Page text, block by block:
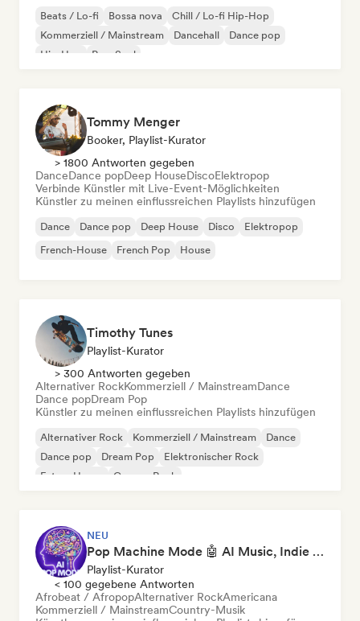
Beats / Lo-fi Bossa nova
Chill / Lo-fi Hip-Hop
Kommerziell / Mainstream
Dancehall
Dance pop
Hip-Hop
Pop-Soul
Tommy Menger
Booker, Playlist-Kurator
> 1800 Antworten gegeben
DanceDance popDeep HouseDiscoElektropop
Verbinde Künstler mit Live-Event-Möglichkeiten
Künstler zu meinen einflussreichen Playlists hinzufügen
Dance Dance pop Deep House Disco
Elektropop
French-House
French Pop House
Timothy Tunes
Playlist-Kurator
> 300 Antworten gegeben
Alternativer RockKommerziell / MainstreamDance
Dance popDream Pop
Künstler zu meinen einflussreichen Playlists hinzufügen
Alternativer Rock Kommerziell / Mainstream
Dance
Dance pop
Dream Pop
Elektronischer Rock
Future House
Garage-Rock
NEU
Pop Machine Mode 🤖 AI Music, Indie Pop & Dream Pop
Playlist-Kurator
< 100 gegebene Antworten
Afrobeat / AfropopAlternativer RockAmericana
Kommerziell / MainstreamCountry-Musik